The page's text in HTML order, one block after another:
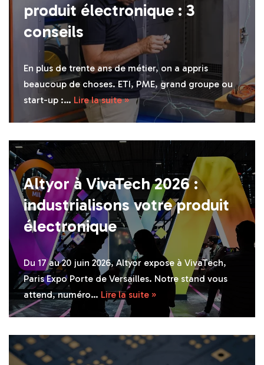
produit électronique : 3
conseils
En plus de trente ans de métier, on a appris
beaucoup de choses. ETI, PME, grand groupe ou
start-up :… Lire la suite »
Altyor à VivaTech 2026 :
industrialisons votre produit
électronique
Du 17 au 20 juin 2026, Altyor expose à VivaTech,
Paris Expo Porte de Versailles. Notre stand vous
attend, numéro… Lire la suite »